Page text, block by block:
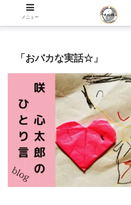
ホーム 咲心館 館長 咲 心太郎
「おバカな実話☆」
メニュー